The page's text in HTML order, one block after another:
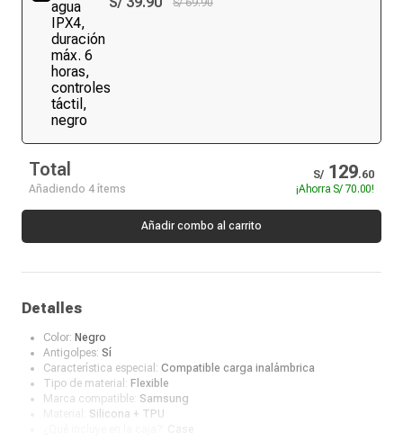
controles táctil, negro
S/ 69.90
Total S/ 129.60
Añadiendo 4 ítems
¡AhorraS/ 70.00!
Añadir combo al carrito
Detalles
Color: Negro
Antigolpes: Sí
Característica especial: Compatible carga inalámbrica
Tipo de material: Flexible
Marca compatible: Samsung
Silicona + TPU